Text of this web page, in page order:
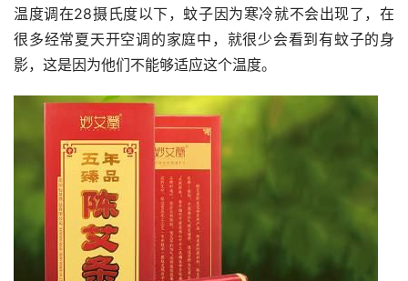
温度调在28摄氏度以下，蚊子因为寒冷就不会出现了，在
很多经常夏天开空调的家庭中，就很少会看到有蚊子的身
影，这是因为他们不能够适应这个温度。